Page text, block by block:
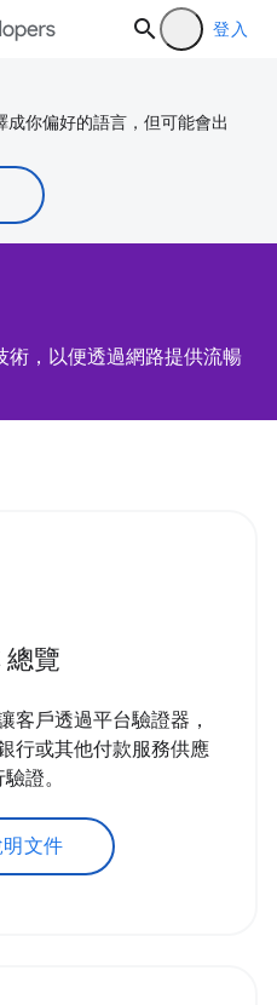
登入
你偏好的語言，但可能會出
，以便透過網路提供流暢
總覽
客戶透過平台驗證器，
行或其他付款服務供應
證。
文件